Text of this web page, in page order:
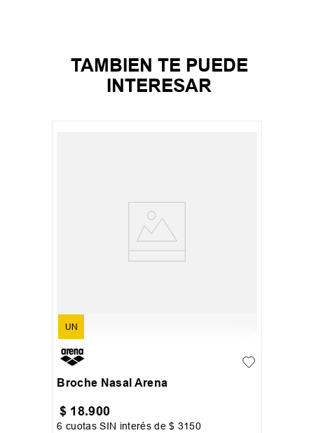
TAMBIEN TE PUEDE
INTERESAR
UN
Broche Nasal Arena
$ 18.900
6 cuotas SIN interés de$ 3150